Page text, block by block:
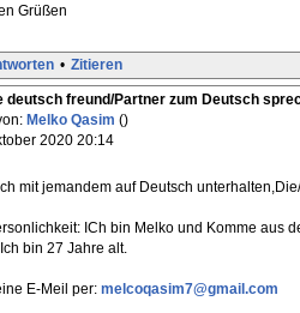
Grüßen
• Zitieren
deutsch freund/Partner zum Deutsch
Melko Qasim ()
2020 20:14
mit jemandem auf Deutsch
ICh bin Melko und Komme aus
bin 27 Jahre alt.
E-Meil per: melcoqasim7@gmail.com